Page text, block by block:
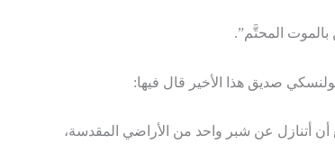
بالموت المحتَّم”.
صديق هذا الأخير قال فيها:
أتنازل عن شبر واحد من الأراضي المقدسة،